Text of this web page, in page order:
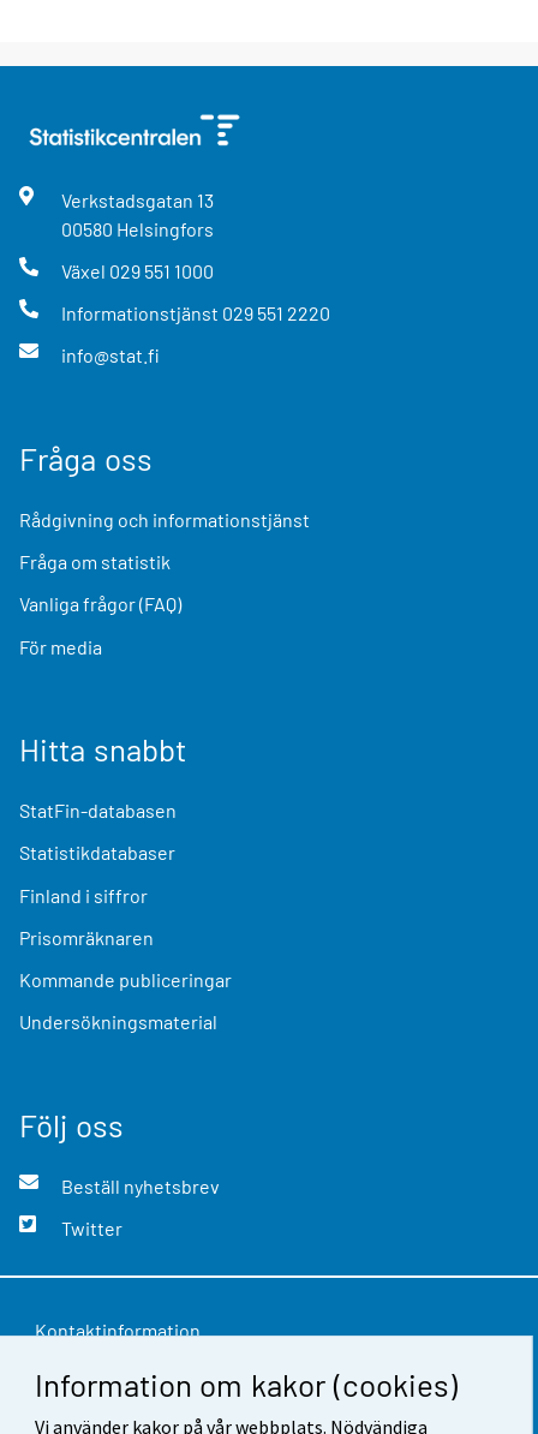
Information om kakor (cookies)
Vi använder kakor på vår webbplats. Nödvändiga
Verkstadsgatan 13
00580 Helsingfors
Växel 029 551 1000
Informationstjänst 029 551 2220
info@stat.fi
Fråga oss
Rådgivning och informationstjänst
Fråga om statistik
Vanliga frågor (FAQ)
För media
Hitta snabbt
StatFin-databasen
Statistikdatabaser
Finland i siffror
Prisomräknaren
Kommande publiceringar
Undersökningsmaterial
Följ oss
Beställ nyhetsbrev
Twitter
Kontaktinformation
Respons
Användarvillkor